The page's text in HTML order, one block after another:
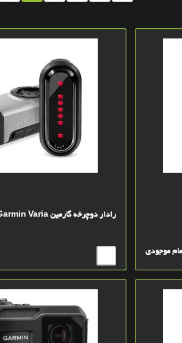
موجودی
رادار دوچرخه گارمین Garmin Varia